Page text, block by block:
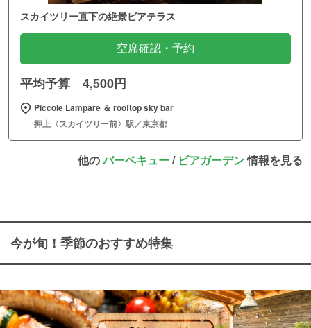
スカイツリー直下の絶景ビアテラス
空席確認・予約
平均予算 4,500円
Piccole Lampare ＆ rooftop sky bar
押上〈スカイツリー前〉駅／東京都
他のバーベキュー/ ビアガーデン情報を見る
今が旬！季節のおすすめ特集